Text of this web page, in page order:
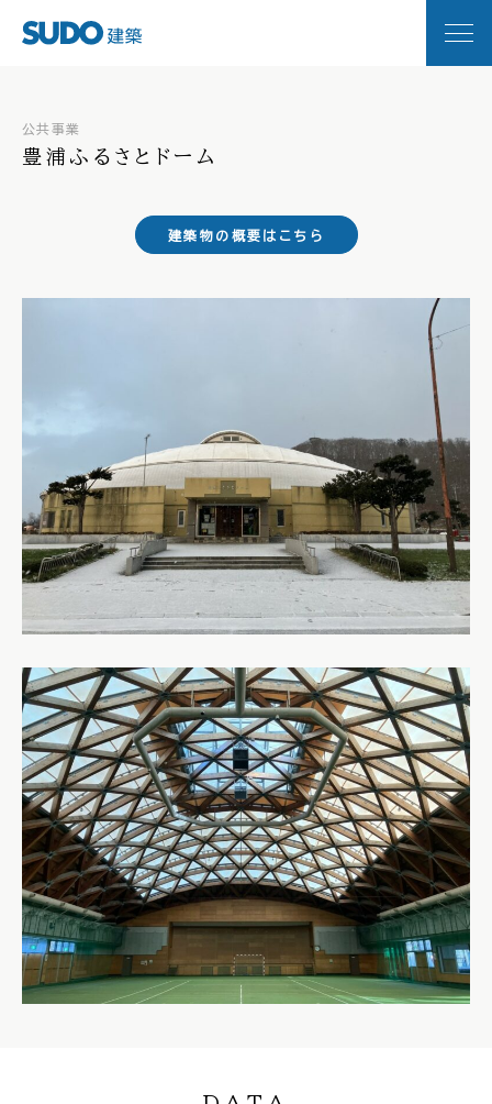
Service
News お知らせ
About会社紹介
採用情報 お問い合わせ
公共事業
豊浦ふるさとドーム
建築物の概要はこちら